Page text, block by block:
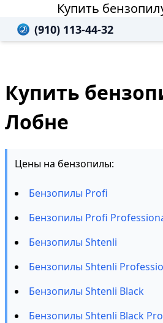
Купить
(910) 113-44-32
Купить
Лобне
Цены на бензопилы:
Бензопилы Profi
Бензопилы Profi
Бензопилы Shtenli
Бензопилы Shtenli
Бензопилы Shtenli Black
Бензопилы Shtenli Black